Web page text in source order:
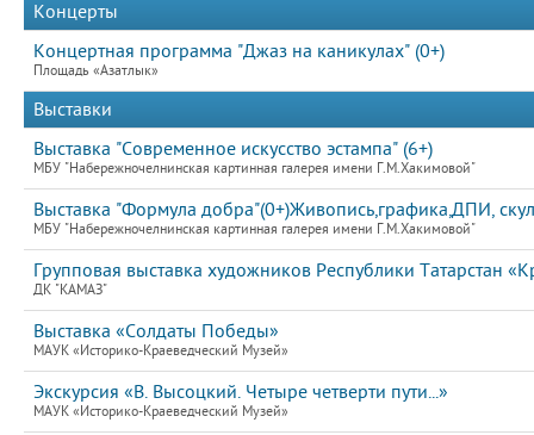
Концерты
Концертная программа "Джаз на каникулах" (0+)
Площадь «Азатлык»
Выставки
Выставка "Современное искусство эстампа" (6+)
МБУ "Набережночелнинская картинная галерея имени Г.М.Хакимовой"
Выставка "Формула добра"(0+)Живопись,графика,ДПИ,
МБУ "Набережночелнинская картинная галерея имени Г.М.Хакимовой"
Групповая выставка художников Республики Татарстан
ДК "КАМАЗ"
Выставка «Солдаты Победы»
МАУК «Историко-Краеведческий Музей»
Экскурсия «В. Высоцкий. Четыре четверти пути...»
МАУК «Историко-Краеведческий Музей»